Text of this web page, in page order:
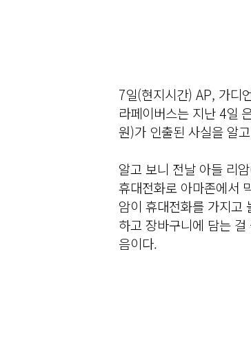
7일(현지시간) AP, 가디
라페이버스는 지난 4일
원)가 인출된 사실을 알
알고 보니 전날 아들 리
휴대전화로 아마존에서
암이 휴대전화를 가지고
하고 장바구니에 담는
음이다.